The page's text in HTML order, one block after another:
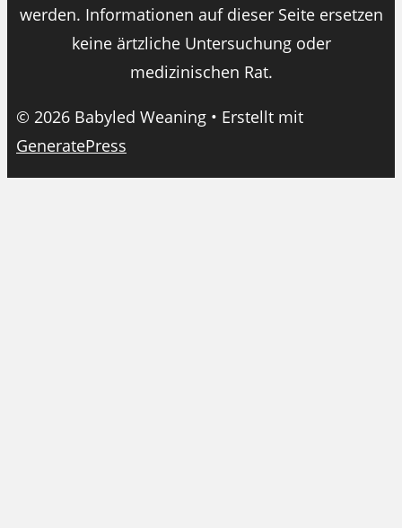
werden. Informationen auf dieser Seite ersetzen
keine ärtzliche Untersuchung oder
medizinischen Rat.
© 2026 Babyled Weaning • Erstellt mit
GeneratePress